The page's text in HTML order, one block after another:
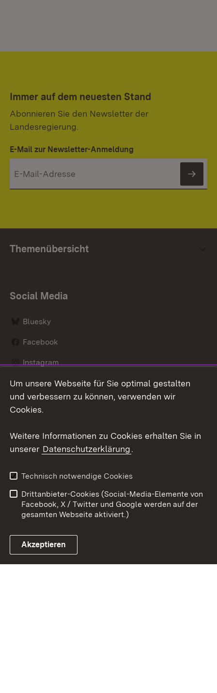
Immer auf dem neuesten Stand
Abonnieren Sie den Newsletter der
Landesregierung.
E-Mail zur Newsletter-Anmeldung
Themenübersicht
Social Media
Bluesky
Facebook
Instagram
LinkedIn
Link zum Landesportal
Datenschutz
Barrierefreiheit
Impressum
Cookies
Um unsere Webseite für Sie optimal gestalten
und verbessern zu können, verwenden wir
Cookies.
Weitere Informationen zu Cookies erhalten Sie in
unserer Datenschutzerklärung.
Technisch notwendige Cookies
Drittanbieter-Cookies (Social-Media-Elemente von
Facebook, X / Twitter und Google werden auf der
gesamten Webseite aktiviert.)
Akzeptieren